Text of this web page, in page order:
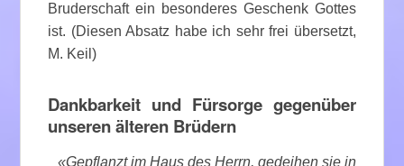
Bruderschaft ein besonderes Geschenk Gottes
ist. (Diesen Absatz habe ich sehr frei übersetzt,
M. Keil)
Dankbarkeit und Fürsorge gegenüber
unseren älteren Brüdern
«Gepflanzt im Haus des Herrn, gedeihen sie in